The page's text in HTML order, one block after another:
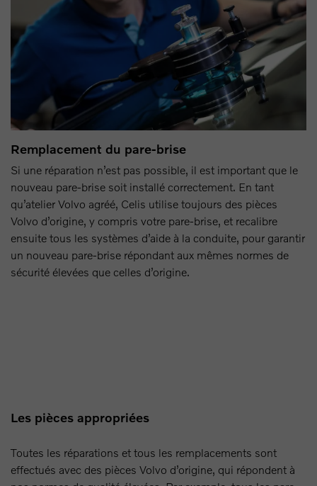
Remplacement du pare-brise
Si une réparation n’est pas possible, il est important que le
nouveau pare-brise soit installé correctement. En tant
qu’atelier Volvo agréé, Celis utilise toujours des pièces
Volvo d’origine, y compris votre pare-brise, et recalibre
ensuite tous les systèmes d’aide à la conduite, pour garantir
un nouveau pare-brise répondant aux mêmes normes de
sécurité élevées que celles d’origine.
Les pièces appropriées
Toutes les réparations et tous les remplacements sont
effectués avec des pièces Volvo d’origine, qui répondent à